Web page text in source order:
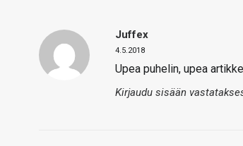
Juffex
4.5.2018
Upea puhelin, upea
Kirjaudu sisään